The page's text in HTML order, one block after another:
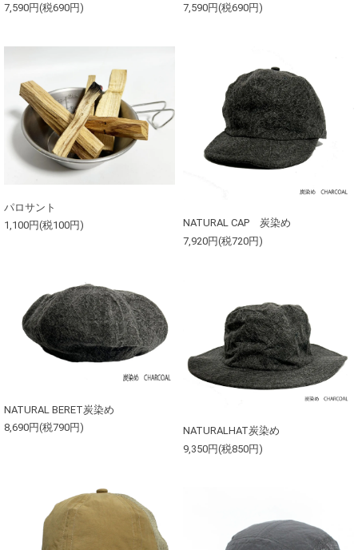
7,590円(税690円)
7,590円(税690円)
パロサント
1,100円(税100円)
NATURAL CAP 炭染め
7,920円(税720円)
NATURAL BERET炭染め
8,690円(税790円)
NATURALHAT炭染め
9,350円(税850円)